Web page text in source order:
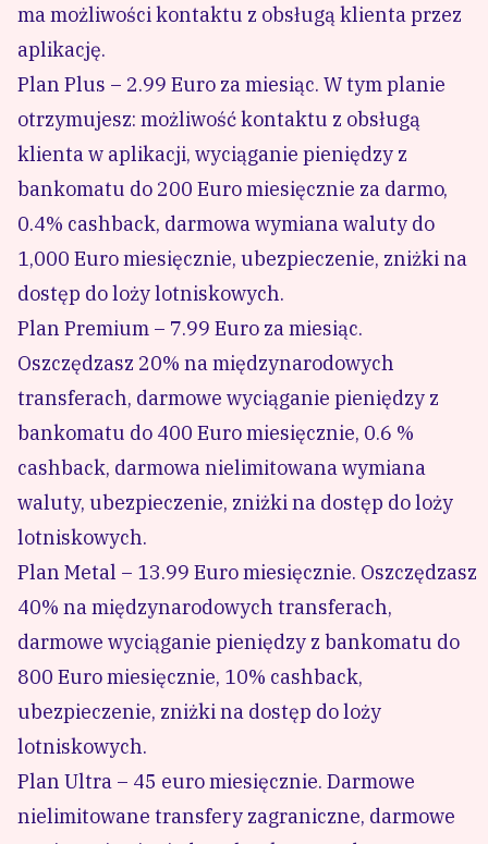
ma możliwości kontaktu z obsługą klienta przez
aplikację.
Plan Plus – 2.99 Euro za miesiąc. W tym planie
otrzymujesz: możliwość kontaktu z obsługą
klienta w aplikacji, wyciąganie pieniędzy z
bankomatu do 200 Euro miesięcznie za darmo,
0.4% cashback, darmowa wymiana waluty do
1,000 Euro miesięcznie, ubezpieczenie, zniżki na
dostęp do loży lotniskowych.
Plan Premium – 7.99 Euro za miesiąc.
Oszczędzasz 20% na międzynarodowych
transferach, darmowe wyciąganie pieniędzy z
bankomatu do 400 Euro miesięcznie, 0.6 %
cashback, darmowa nielimitowana wymiana
waluty, ubezpieczenie, zniżki na dostęp do loży
lotniskowych.
Plan Metal – 13.99 Euro miesięcznie. Oszczędzasz
40% na międzynarodowych transferach,
darmowe wyciąganie pieniędzy z bankomatu do
800 Euro miesięcznie, 10% cashback,
ubezpieczenie, zniżki na dostęp do loży
lotniskowych.
Plan Ultra – 45 euro miesięcznie. Darmowe
nielimitowane transfery zagraniczne, darmowe